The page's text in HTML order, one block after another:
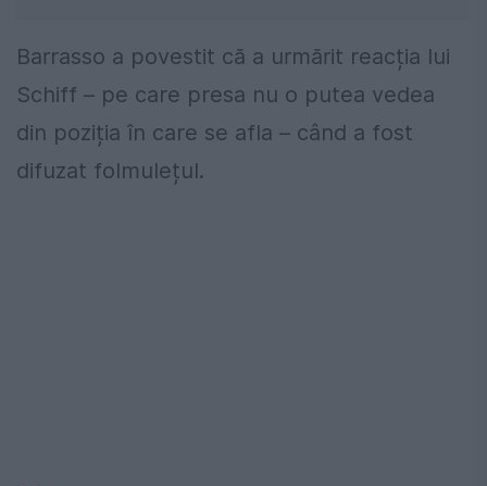
Barrasso a povestit că a urmărit reacția lui
Schiff – pe care presa nu o putea vedea
din poziția în care se afla – când a fost
difuzat folmulețul.